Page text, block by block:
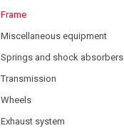
Frame
Miscellaneous equipment
Springs and shock absorbers
Transmission
Wheels
Exhaust system